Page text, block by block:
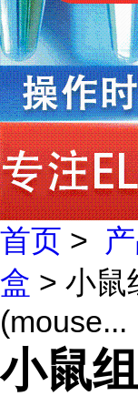
首页 >
盒 > 小鼠
(mouse...
小鼠